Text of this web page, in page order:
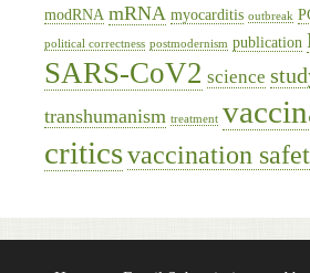
modRNA mRNA myocarditis outbreak
political correctness postmodernism publication
SARS-CoV2 science
transhumanism treatment
criticsvaccination